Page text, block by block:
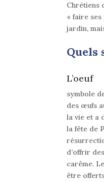
Chrétiens
« faire ses
jardin,
Quels
L’oeuf
symbole
des œufs
la vie et a
la fête de
d’offrir
carême.
être